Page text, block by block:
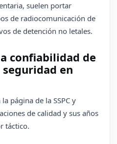
suelen portar
de radiocomunicación de
de detención no letales.
confiabilidad de
en
página de la SSPC y
de calidad y sus años
táctico.